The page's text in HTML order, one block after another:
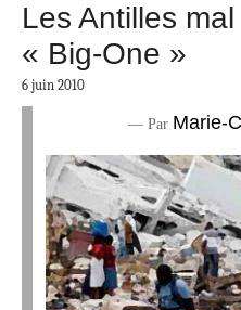
Les Antilles
« Big-One »
6 juin 2010
— Par Marie-